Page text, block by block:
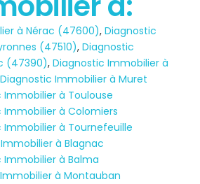
à Nérac (47600),Diagnostic
(47510),Diagnostic
(47390),Diagnostic Immobilier à
Diagnostic Immobilier à Muret
Immobilier à Toulouse
Immobilier à Colomiers
Immobilier à Tournefeuille
à Blagnac
Immobilier à Balma
à Montauban